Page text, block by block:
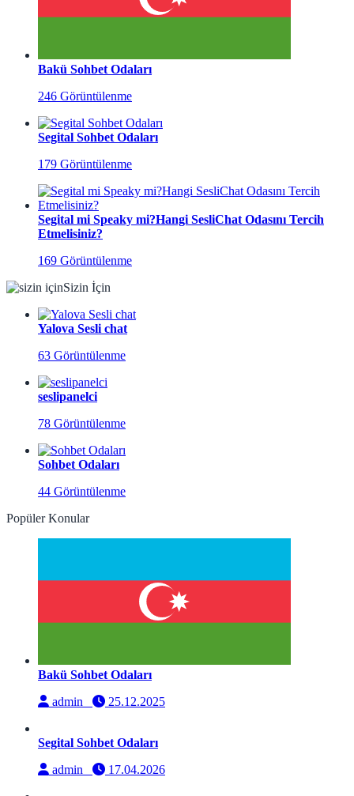
Bakü Sohbet Odaları
246 Görüntülenme
Segital Sohbet Odaları
179 Görüntülenme
Segital mi Speaky mi?Hangi SesliChat Odasını Tercih
Etmelisiniz?
169 Görüntülenme
Sizin İçin
Yalova Sesli chat
63 Görüntülenme
seslipanelci
78 Görüntülenme
Sohbet Odaları
44 Görüntülenme
Popüler Konular
Bakü Sohbet Odaları
admin
25.12.2025
Segital Sohbet Odaları
admin
17.04.2026